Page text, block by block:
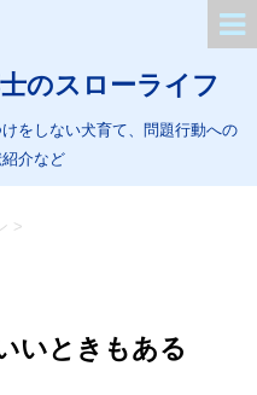
のスローライフ
をしない犬育て、問題行動への
介など
>
いときもある